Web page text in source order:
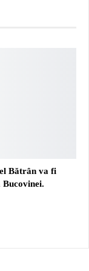
Bătrân va fi
Bucovinei.